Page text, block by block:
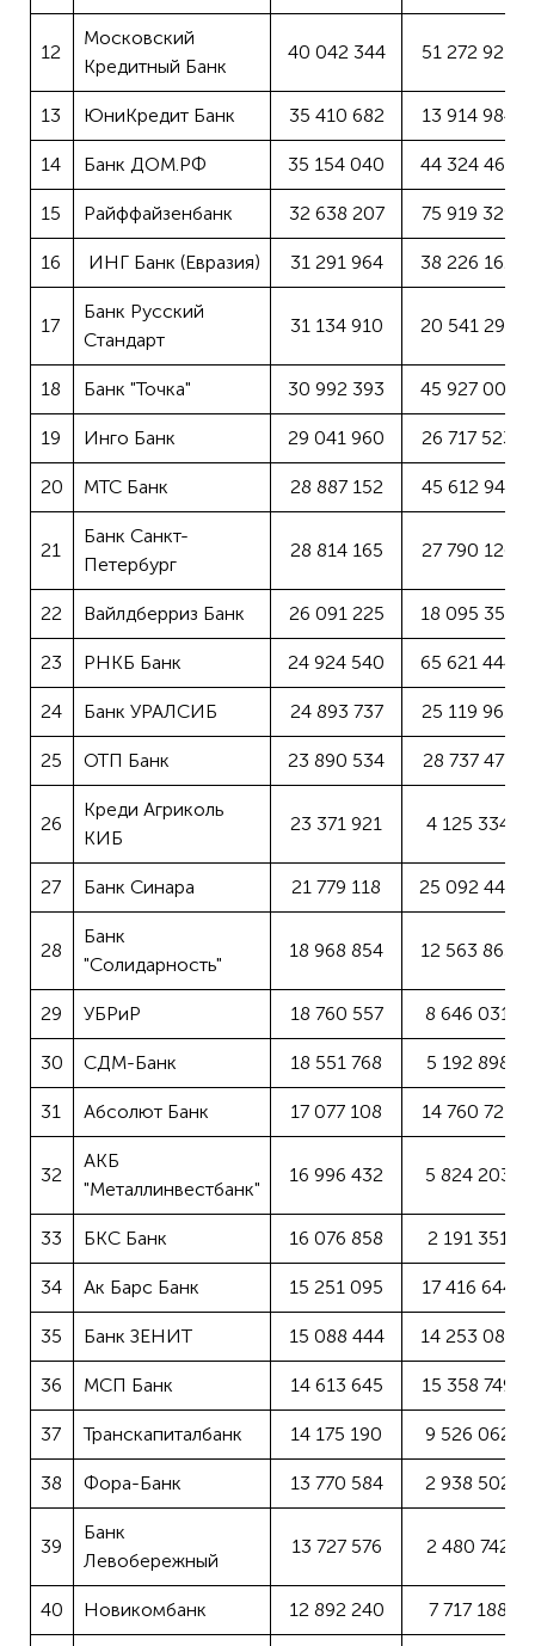
12
Московский
Кредитный Банк
40 042 344 51 272 925
13 ЮниКредит Банк 35 410 682 13 914 984
14 Банк ДОМ.РФ 35 154 040 44 324 469
15 Райффайзенбанк 32 638 207 75 919 329
16 ИНГ Банк (Евразия) 31 291 964 38 226 162
17
Банк Русский
Стандарт
31 134 910 20 541 295
18 Банк "Точка" 30 992 393 45 927 001
19 Инго Банк 29 041 960 26 717 523
20 МТС Банк 28 887 152 45 612 941
21
Банк Санкт-
Петербург
28 814 165 27 790 126
22 Вайлдберриз Банк 26 091 225 18 095 355
23 РНКБ Банк 24 924 540 65 621 444
24 Банк УРАЛСИБ 24 893 737 25 119 965
25 ОТП Банк 23 890 534 28 737 477
26
Креди Агриколь
КИБ
23 371 921 4 125 334
27 Банк Синара 21 779 118 25 092 444
28
Банк
"Солидарность"
18 968 854 12 563 863
29 УБРиР 18 760 557 8 646 031
30 СДМ-Банк 18 551 768 5 192 898
31 Абсолют Банк 17 077 108 14 760 721
32
АКБ
"Металлинвестбанк"
16 996 432 5 824 203
33 БКС Банк 16 076 858 2 191 351
34 Ак Барс Банк 15 251 095 17 416 644
35 Банк ЗЕНИТ 15 088 444 14 253 084
36 МСП Банк 14 613 645 15 358 749
37 Транскапиталбанк 14 175 190 9 526 062
38 Фора-Банк 13 770 584 2 938 502
39
Банк
Левобережный
13 727 576 2 480 742
40 Новикомбанк 12 892 240 7 717 188